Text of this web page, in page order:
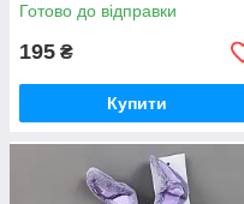
Готово до відправки
195 ₴
Купити